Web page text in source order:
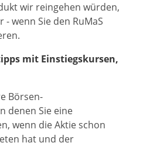
wir reingehen würden,
wenn Sie den RuMaS
mit Einstiegskursen,
Börsen-
denen Sie eine
wenn die Aktie schon
hat und der